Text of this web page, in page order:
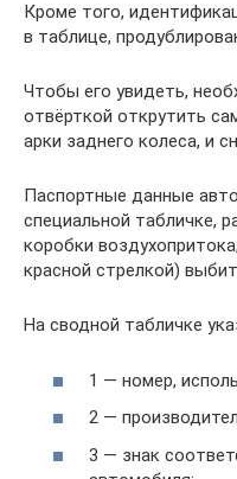
Кроме того,
в таблице,
Чтобы его увидеть,
отвёрткой открутить
арки заднего колеса, и
Паспортные данные
специальной табличке,
коробки
красной стрелкой)
На сводной табличке
1 — номер,
2 —
3 — знак